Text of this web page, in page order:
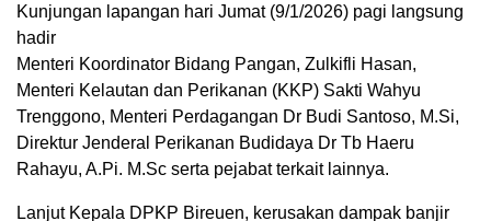
Kunjungan lapangan hari Jumat (9/1/2026) pagi langsung
hadir
Menteri Koordinator Bidang Pangan, Zulkifli Hasan,
Menteri Kelautan dan Perikanan (KKP) Sakti Wahyu
Trenggono, Menteri Perdagangan Dr Budi Santoso, M.Si,
Direktur Jenderal Perikanan Budidaya Dr Tb Haeru
Rahayu, A.Pi. M.Sc serta pejabat terkait lainnya.
Lanjut Kepala DPKP Bireuen, kerusakan dampak banjir